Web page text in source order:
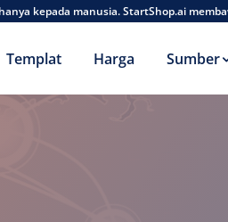
kepada manusia. StartShop.ai
Templat Harga Sumber